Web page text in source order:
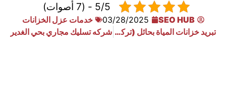
5/5 - (7 أصوات)
SEO HUB
03/28/2025
خدمات عزل الخزانات
تبريد خزانات المياة بحائل (تركيب وصيانة أجهزة التبريد) شركه تسليك مجاري بحي الغدير